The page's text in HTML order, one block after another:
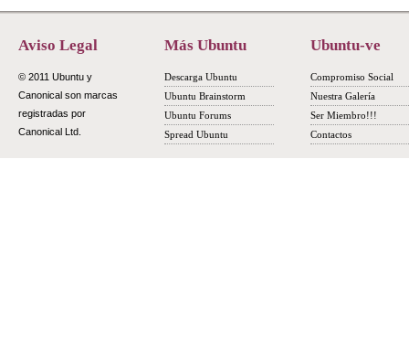
Aviso Legal
© 2011 Ubuntu y
Canonical son marcas
registradas por
Canonical Ltd.
Más Ubuntu
Descarga Ubuntu
Ubuntu Brainstorm
Ubuntu Forums
Spread Ubuntu
Ubuntu-ve
Compromiso Social
Nuestra Galería
Ser Miembro!!!
Contactos